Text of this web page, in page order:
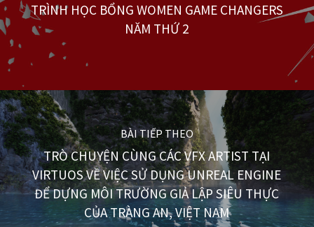
TRÌNH HỌC BỔNG WOMEN GAME CHANGERS
NĂM THỨ 2
BÀI TIẾP THEO
TRÒ CHUYỆN CÙNG CÁC VFX ARTIST TẠI
VIRTUOS VỀ VIỆC SỬ DỤNG UNREAL ENGINE
ĐỂ DỰNG MÔI TRƯỜNG GIẢ LẬP SIÊU THỰC
CỦA TRÀNG AN, VIỆT NAM